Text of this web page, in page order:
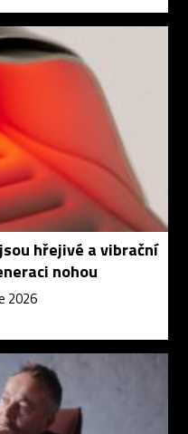
hřejivé a vibrační
nohou
2026